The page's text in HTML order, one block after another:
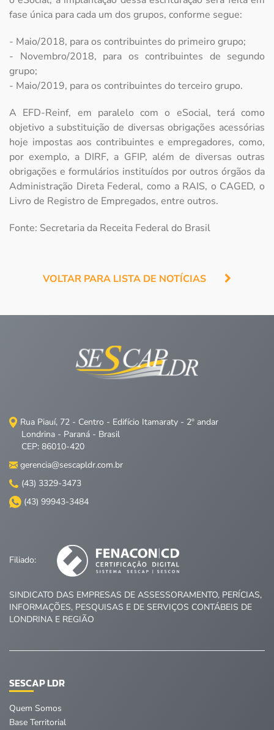
fase única para cada um dos grupos, conforme segue:
- Maio/2018, para os contribuintes do primeiro grupo;
- Novembro/2018, para os contribuintes de segundo
grupo;
- Maio/2019, para os contribuintes do terceiro grupo.
A EFD-Reinf, em paralelo com o eSocial, terá como
objetivo a substituição de diversas obrigações acessórias
hoje impostas aos contribuintes e empregadores, como,
por exemplo, a DIRF, a GFIP, além de diversas outras
obrigações e formulários instituídos por outros órgãos da
Administração Direta Federal, como a RAIS, o CAGED, o
Livro de Registro de Empregados, entre outros.
Fonte: Secretaria da Receita Federal do Brasil
VOLTAR PARA LISTA DE NOTÍCIAS
Rua Piauí, 72 - Centro - Edifício Itamaraty - 2º andar
Londrina - Paraná - Brasil
CEP: 86010-420
gerencia@sescapldr.com.br
(43) 3329-3473
(43) 99943-3484
Filiado:
SINDICATO DAS EMPRESAS DE ASSESSORAMENTO, PERÍCIAS,
INFORMAÇÕES, PESQUISAS E DE SERVIÇOS CONTÁBEIS DE
LONDRINA E REGIÃO
SESCAP LDR
Quem Somos
Base Territorial